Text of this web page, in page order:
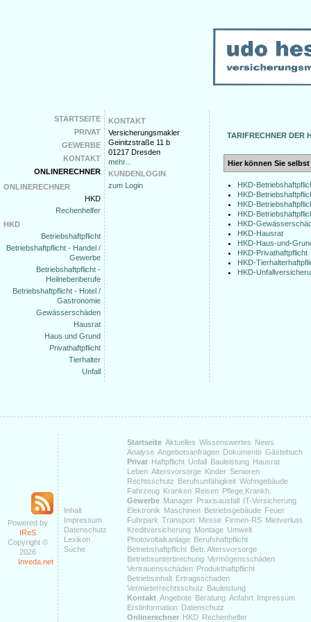
STARTSEITE
PRIVAT
GEWERBE
KONTAKT
ONLINERECHNER
ONLINERECHNER
HKD
Rechenhelfer
HKD
Betriebshaftpflicht
Betriebshaftpflicht - Handel /
Gewerbe
Betriebshaftpflicht -
Heilnebenberufe
Betriebshaftpflicht - Hotel /
Gastronomie
Gewässerschäden
Hausrat
Haus und Grund
Privathaftpflicht
Tierhalter
Unfall
KONTAKT
Versicherungsmakler
Geinitzstraße 11 b
01217 Dresden
mehr...
KUNDENLOGIN
zum Login
TARIFRECHNER DER
Hier können Sie
HKD-
HKD-
HKD-
HKD-
HKD-
HKD-Hausrat
HKD-Haus-und-
HKD-Privathaftpflicht
HKD-
HKD-
Powered by
IReS
Copyright ©
2026
Inveda.net
Inhalt
Impressum
Datenschutz
Lexikon
Suche
Startseite Aktuelles Wissenswertes News
Analyse Angebotsanfragen Dokumente Gästebuch
Privat Haftpflicht Unfall Bauleistung Hausrat
Leben Altersvorsorge Kinder Senioren
Rechtsschutz Berufsunfähigkeit Wohngebäude
Fahrzeug Kranken Reisen Pflege,Krankh.
Gewerbe Manager Praxisausfall IT-Versicherung
Elektronik Maschinen Betriebsgebäude Feuer
Fuhrpark Transport Messe Firmen-RS Mietverlust
Kreditversicherung Montage Umwelt
Photovoltaikanlage Berufshaftpflicht
Betriebshaftpflicht Betr. Altersvorsorge
Betriebsunterbrechung Vermögensschäden
Vertrauensschäden Produkthaftpflicht
Betriebsinhalt Ertragsschaden
Vermieterrechtsschutz Bauleistung
Kontakt Angebote Beratung Anfahrt Impressum
Erstinformation Datenschutz
Onlinerechner HKD Rechenhelfer